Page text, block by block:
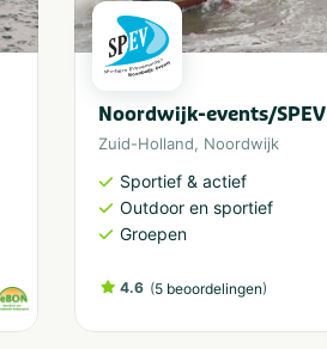
Noordwijk-events/SPEV
Zuid-Holland, Noordwijk
Sportief & actief
Outdoor en sportief
Groepen
4.6 (5 beoordelingen)